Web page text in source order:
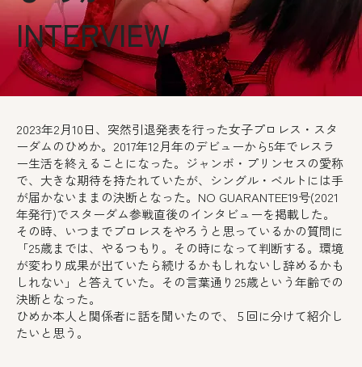
INTERVIEW
2023年2月10日、突然引退発表を行った女子プロレス・スタ
ーダムのひめか。2017年12月年のデビューから5年でレスラ
ー生活を終えることになった。ジャンボ・プリンセスの愛称
で、大きな期待を持たれていたが、シングル・ベルトには手
が届かないままの決断となった。NO GUARANTEE19号(2021
年発行)でスターダム参戦直後のインタビューを掲載した。
その時、いつまでプロレスをやろうと思っているかの質問に
「25歳までは、やるつもり。その時になって判断する。環境
が変わり成果が出ていたら続けるかもしれないし辞めるかも
しれない」と答えていた。その言葉通り25歳という年齢での
決断となった。
ひめか本人と関係者に話を聞いたので、５回に分けて紹介し
たいと思う。